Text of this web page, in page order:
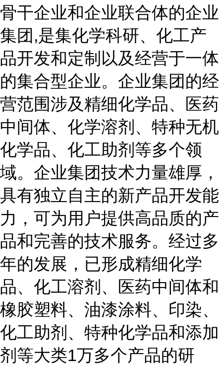
骨干企业和企业联合体的企业
集团,是集化学科研、化工产
品开发和定制以及经营于一体
的集合型企业。企业集团的经
营范围涉及精细化学品、医药
中间体、化学溶剂、特种无机
化学品、化工助剂等多个领
域。企业集团技术力量雄厚，
具有独立自主的新产品开发能
力，可为用户提供高品质的产
品和完善的技术服务。经过多
年的发展，已形成精细化学
品、化工溶剂、医药中间体和
橡胶塑料、油漆涂料、印染、
化工助剂、特种化学品和添加
剂等大类1万多个产品的研